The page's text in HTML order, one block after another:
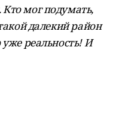
мог подумать,
далекий район
реальность! И